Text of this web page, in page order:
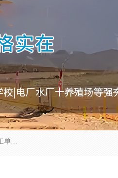
湖南业峻强夯基础工程有限公司是一家专业从事湖南强夯基础工程、强夯机租赁，地基处理的施工单位。业务覆盖：湖南、广东，江西等地。可承接1000KN.m-25000KN.m强夯（置换）工程。公司创始人是国内较早期从事强夯施工的建设者，经过多年的一步一个脚印的发展，在行业内具有较高的度和良好的口碑。